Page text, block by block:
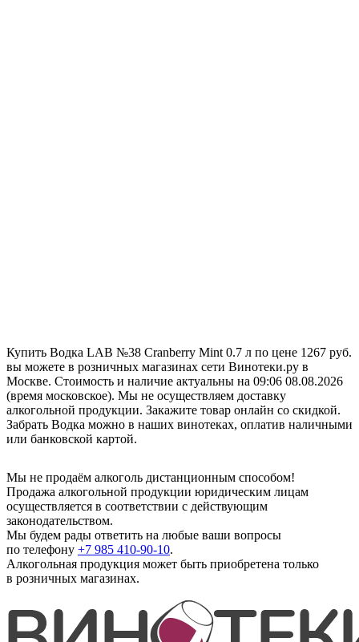
Купить Водка LAB №38 Cranberry Mint 0.7 л по цене 1267 руб.
вы можете в розничных магазинах сети Винотеки.ру в
Москве. Стоимость и наличие актуальны на 09:06 08.08.2026
(время московское). Мы не осуществляем доставку
алкогольной продукции. Закажите товар онлайн со скидкой.
Забрать Водка можно в наших винотеках, оплатив наличными
или банковской картой.
Мы не продаём алкоголь дистанционным способом!
Продажа алкогольной продукции юридическим лицам
осуществляется в соответствии с действующим
законодательством.
Мы будем рады ответить на любые ваши вопросы
по телефону +7 985 410-90-10.
Алкогольная продукция может быть приобретена только
в розничных магазинах.